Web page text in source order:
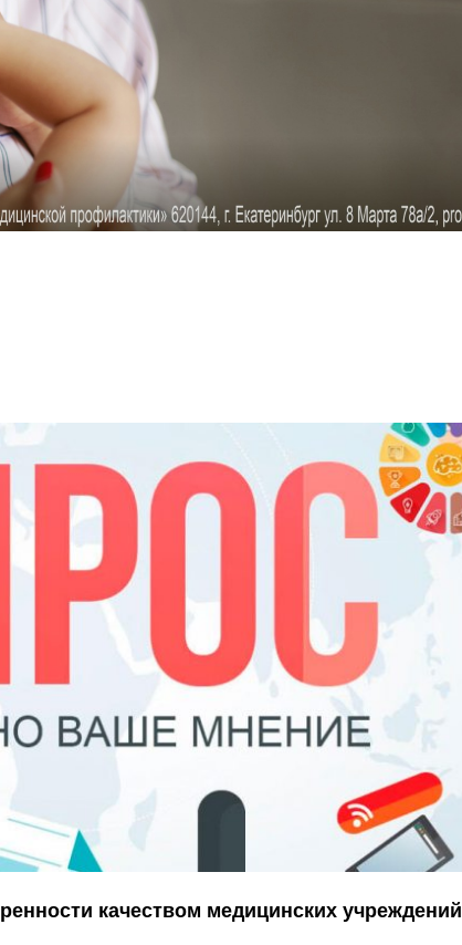
качеством медицинских учреждений